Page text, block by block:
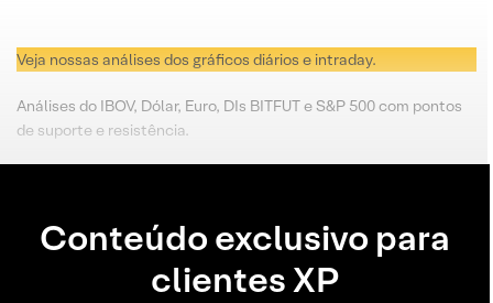
Veja nossas análises dos gráficos diários e intraday.
Análises do IBOV, Dólar, Euro, DIs BITFUT e S&P 500 com pontos
de suporte e resistência.
Conteúdo exclusivo para
clientes XP